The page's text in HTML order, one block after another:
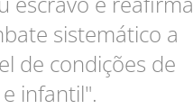
sistemático a
de condições de
infantil".